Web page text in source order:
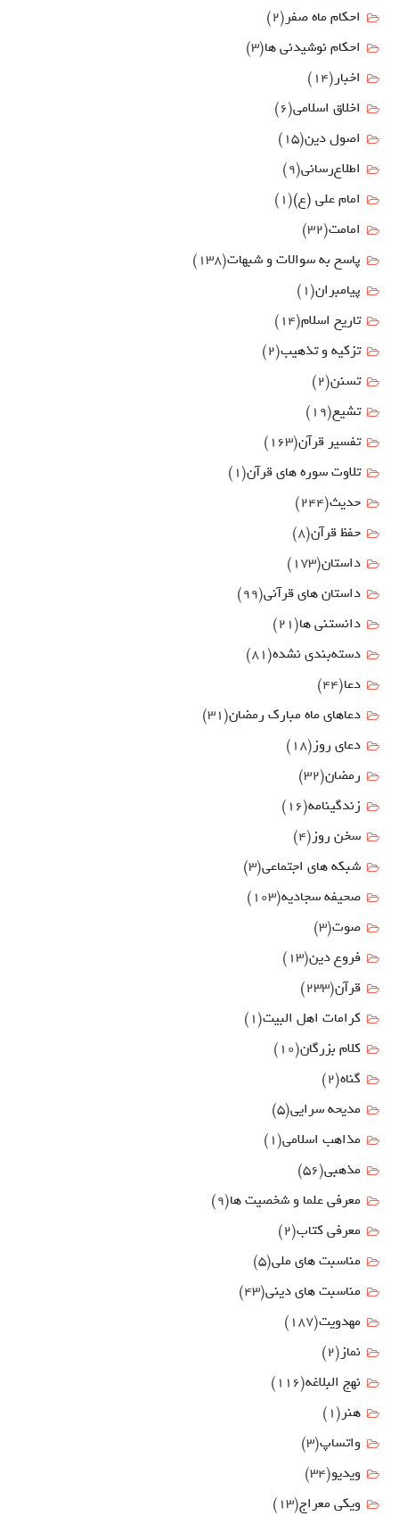
احکام ماه صفر(2)
احکام نوشیدنی ها(3)
اخبار(14)
اخلاق اسلامی(6)
اصول دين(15)
اطلاع‌رسانی(9)
امام علي (ع)(1)
امامت(32)
پاسخ به سوالات و شبهات(138)
پیامبران(1)
تاریخ اسلام(14)
تزکیه و تذهیب(2)
تسنن(2)
تشیع(19)
تفسیر قرآن(163)
تلاوت سوره های قرآن(1)
حدیث(244)
حفظ قرآن(8)
داستان(173)
داستان های قرآنی(99)
دانستنی ها(21)
دسته‌بندی نشده(81)
دعا(44)
دعاهای ماه مبارک رمضان(31)
دعای روز(18)
رمضان(32)
زندگینامه(16)
سخن روز(4)
شبکه های اجتماعی(3)
صحیفه سجادیه(103)
صوت(3)
فروع دين(13)
قرآن(233)
كرامات اهل البيت(1)
کلام بزرگان(10)
گناه(2)
مدیحه سرایی(5)
مذاهب اسلامی(1)
مذهبی(56)
معرفی علما و شخصیت ها(9)
معرفی کتاب(2)
مناسبت هاي ملي(5)
مناسبت های دینی(43)
مهدويت(187)
نماز(2)
نهج البلاغه(116)
هنر(1)
واتساپ(3)
ویدیو(34)
ویکی معراج(13)